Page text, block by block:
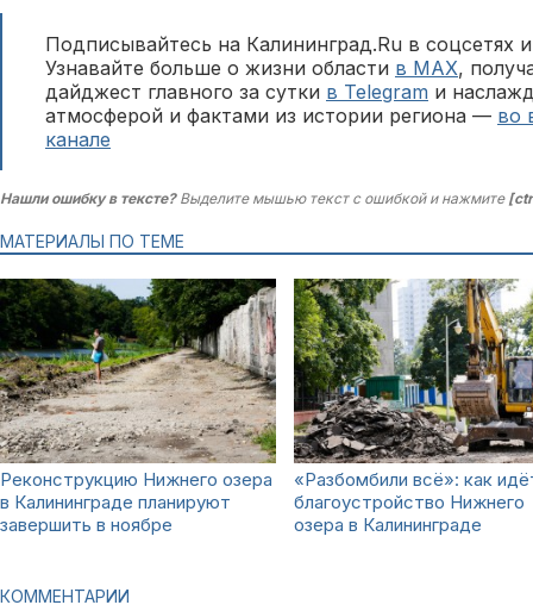
Подписывайтесь на Калининград.Ru в соцсетях
Узнавайте больше о жизни области в MAX,
дайджест главного за сутки в Telegram и
атмосферой и фактами из истории региона — во
канале
Нашли ошибку в тексте?Выделите мышью текст с ошибкой и нажмите
МАТЕРИАЛЫ ПО ТЕМЕ
Реконструкцию Нижнего озера
в Калининграде планируют
завершить в ноябре
«Разбомбили всё»: как
благоустройство Нижнего
озера в Калининграде
КОММЕНТАРИИ